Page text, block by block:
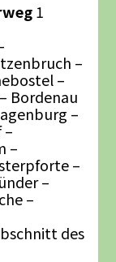
1
–
–
Bordenau
–
–
–
–
–
–
des